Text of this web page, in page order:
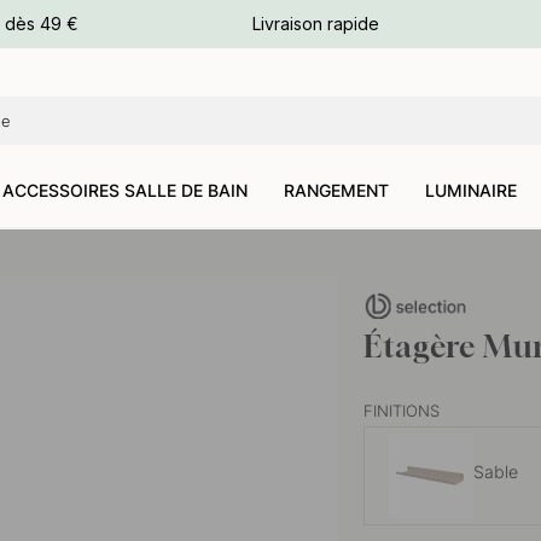
dès 49 € Livraison rapide
ACCESSOIRES SALLE DE BAIN RANGEMENT LUMINAIRE
Étagère
FINITIONS
Sable